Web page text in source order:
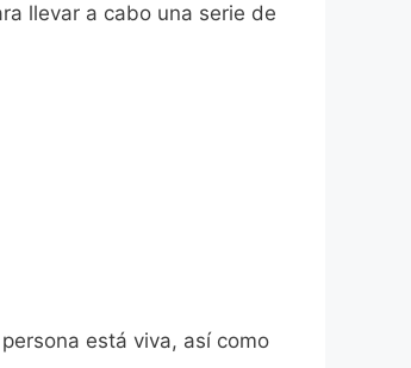
llevar a cabo una serie de
está viva, así como